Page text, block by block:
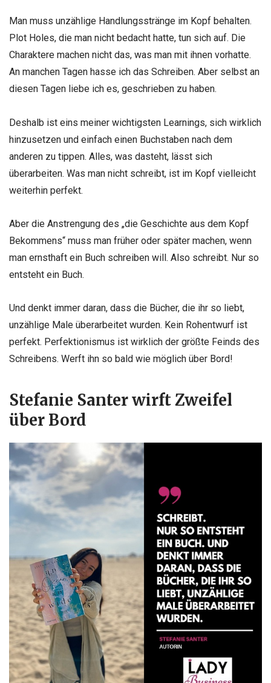
Man muss unzählige Handlungsstränge im Kopf behalten.
Plot Holes, die man nicht bedacht hatte, tun sich auf. Die
Charaktere machen nicht das, was man mit ihnen vorhatte.
An manchen Tagen hasse ich das Schreiben. Aber selbst an
diesen Tagen liebe ich es, geschrieben zu haben.
Deshalb ist eins meiner wichtigsten Learnings, sich wirklich
hinzusetzen und einfach einen Buchstaben nach dem
anderen zu tippen. Alles, was dasteht, lässt sich
überarbeiten. Was man nicht schreibt, ist im Kopf vielleicht
weiterhin perfekt.
Aber die Anstrengung des „die Geschichte aus dem Kopf
Bekommens“ muss man früher oder später machen, wenn
man ernsthaft ein Buch schreiben will. Also schreibt. Nur so
entsteht ein Buch.
Und denkt immer daran, dass die Bücher, die ihr so liebt,
unzählige Male überarbeitet wurden. Kein Rohentwurf ist
perfekt. Perfektionismus ist wirklich der größte Feinds des
Schreibens. Werft ihn so bald wie möglich über Bord!
Stefanie Santer wirft Zweifel
über Bord